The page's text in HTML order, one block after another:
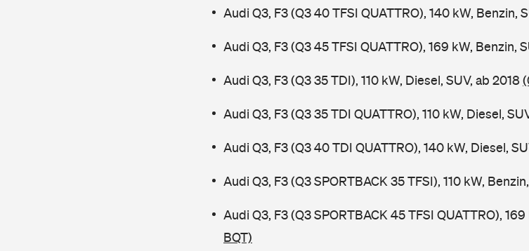
Audi Q3, F3 (Q3 40 TFSI QUATTRO), 140 kW, Benzin,
Audi Q3, F3 (Q3 45 TFSI QUATTRO), 169 kW, Benzin,
Audi Q3, F3 (Q3 35 TDI), 110 kW, Diesel, SUV, ab 2018
Audi Q3, F3 (Q3 35 TDI QUATTRO), 110 kW, Diesel,
Audi Q3, F3 (Q3 40 TDI QUATTRO), 140 kW, Diesel,
Audi Q3, F3 (Q3 SPORTBACK 35 TFSI), 110 kW,
Audi Q3, F3 (Q3 SPORTBACK 45 TFSI QUATTRO),
BQT)